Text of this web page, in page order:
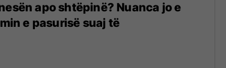
apo shtëpinë? Nuanca jo e
e pasurisë suaj të